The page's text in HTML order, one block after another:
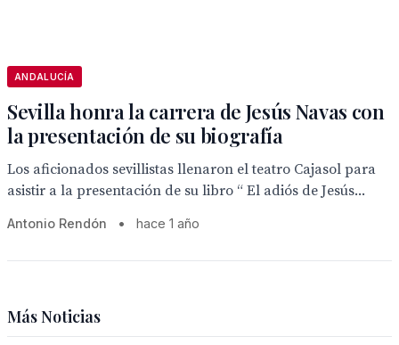
ANDALUCÍA
Sevilla honra la carrera de Jesús Navas con
la presentación de su biografía
Los aficionados sevillistas llenaron el teatro Cajasol para
asistir a la presentación de su libro “ El adiós de Jesús...
Antonio Rendón • hace 1 año
Más Noticias